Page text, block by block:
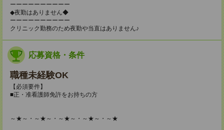
ーーーーーーーーーー
◆夜勤はありません◆
ーーーーーーーーーー
クリニック勤務のため夜勤や当直はありません♪
応募資格・条件
職種未経験OK
【必須要件】
■正・准看護師免許をお持ちの方
～★～・～★～・～★～・～★～・～★